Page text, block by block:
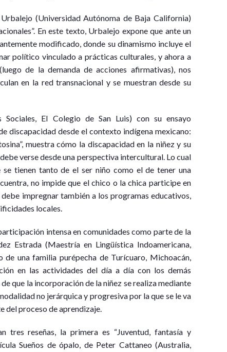
(Universidad Autónoma de Baja California)
En este texto, Urbalejo expone que ante un
modificado, donde su dinamismo incluye el
político vinculado a prácticas culturales, y ahora a
de la demanda de acciones afirmativas), nos
en la red transnacional y se muestran desde su
El Colegio de San Luis) con su ensayo
discapacidad desde el contexto indígena mexicano:
muestra cómo la discapacidad en la niñez y su
verse desde una perspectiva intercultural. Lo cual
se tienen tanto de el ser niño como el de tener una
no impide que el chico o la chica participe en
impregnar también a los programas educativos,
locales.
intensa en comunidades como parte de la
Estrada (Maestría en Lingüística Indoamericana,
una familia purépecha de Turícuaro, Michoacán,
en las actividades del día a día con los demás
que la incorporación de la niñez se realiza mediante
no jerárquica y progresiva por la que se le va
del proceso de aprendizaje.
tres reseñas, la primera es “Juventud, fantasía y
Sueños de ópalo, de Peter Cattaneo (Australia,